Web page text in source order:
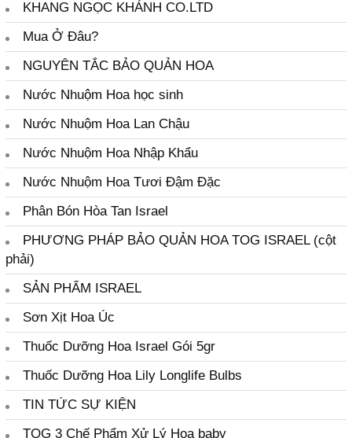
Thuốc Dưỡng Hoa Israel Gói 5gr
Thuốc Dưỡng Hoa Lily Longlife Bulbs
TIN TỨC SỰ KIỆN
TOG 3 Chế Phẩm Xử Lý Hoa baby
TOG 30 Công Nghệ Xử Lý Hoa Của Israel
TOG 6 Chế Phẩm Rữa Hoa
TOG 75 Ức Chế Ethylene Hoa
TOG L103 Chế Phẩm Hoa Lily Kho lanh
TOG Star Chế Phẩm Xử Lý Hoa Hồng
VƯỜN TƯỜNG NHÀ PHỐ KẾT NỐI
XỬ LÝ HOA KHO LẠNH TOG
ĐĂNG KÝ NHẬN TIN